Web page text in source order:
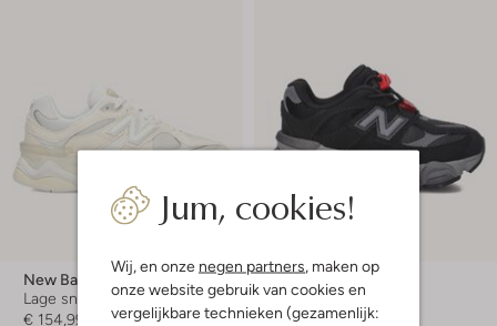
Jum, cookies!
Wij, en onze negen partners , maken op
onze website gebruik van cookies en
vergelijkbare technieken (gezamenlijk:
New Balance
Lage sneakers
€ 154,99
New Balance
Lage sneakers
€ 94,99